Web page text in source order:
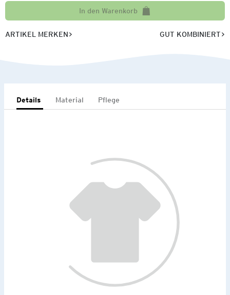
In den Warenkorb
ARTIKEL MERKEN GUT KOMBINIERT
Details Material Pflege